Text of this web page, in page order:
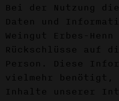
Bei der Nutzung
Daten und
Weingut Erbes-
Rückschlüsse auf
Person. Diese
vielmehr benötigt,
Inhalte unserer